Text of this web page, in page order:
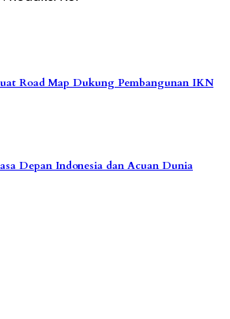
Road Map Dukung Pembangunan IKN
Depan Indonesia dan Acuan Dunia